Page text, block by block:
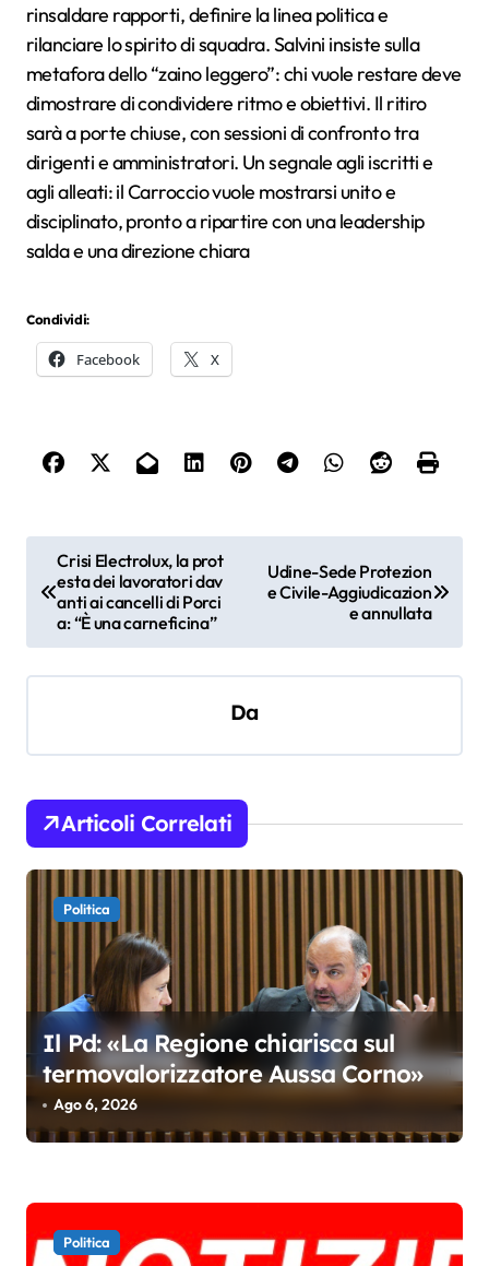
rinsaldare rapporti, definire la linea politica e
rilanciare lo spirito di squadra. Salvini insiste sulla
metafora dello “zaino leggero”: chi vuole restare deve
dimostrare di condividere ritmo e obiettivi. Il ritiro
sarà a porte chiuse, con sessioni di confronto tra
dirigenti e amministratori. Un segnale agli iscritti e
agli alleati: il Carroccio vuole mostrarsi unito e
disciplinato, pronto a ripartire con una leadership
salda e una direzione chiara
Condividi:
Facebook X
a
i
o
n
t
i
c
o
i
Crisi Electrolux, la prot
esta dei lavoratori dav
anti ai cancelli di Porci
a: “È una carneficina”
Udine-Sede Protezion
e Civile-Aggiudicazion
e annullata
Da
Articoli Correlati
Politica
Il Pd: «La Regione chiarisca sul
termovalorizzatore Aussa Corno»
Ago 6, 2026
Politica